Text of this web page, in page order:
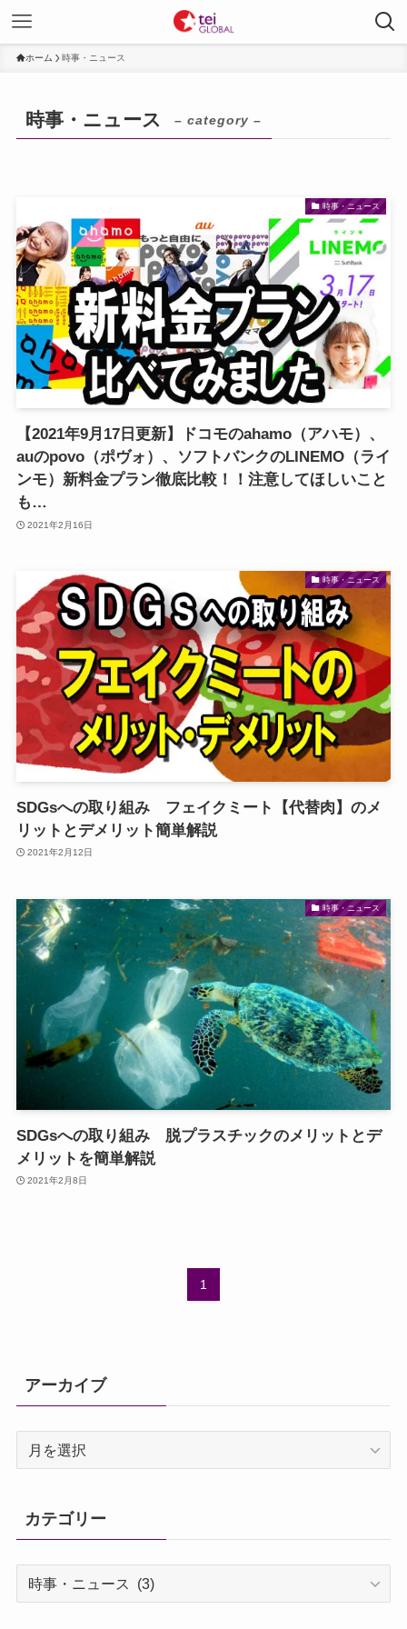
ホーム 時事・ニュース
時事・ニュース – category –
時事・ニュース
【2021年9月17日更新】ドコモのahamo（アハモ）、
auのpovo（ポヴォ）、ソフトバンクのLINEMO（ライ
ンモ）新料金プラン徹底比較！！注意してほしいこと
も…
2021年2月16日
時事・ニュース
SDGsへの取り組み フェイクミート【代替肉】のメ
リットとデメリット簡単解説
2021年2月12日
時事・ニュース
SDGsへの取り組み 脱プラスチックのメリットとデ
メリットを簡単解説
2021年2月8日
1
アーカイブ
ブ
カテゴリー
カ